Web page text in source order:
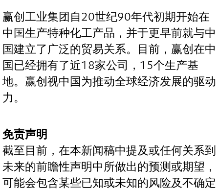
赢创工业集团自20世纪90年代初期开始在
中国生产特种化工产品，并于更早前就与中
国建立了广泛的贸易关系。目前，赢创在中
国已经拥有了近18家公司，15个生产基
地。赢创视中国为推动全球经济发展的驱动
力。
免责声明
截至目前，在本新闻稿中提及或任何关系到
未来的前瞻性声明中所做出的预测或期望，
可能会包含某些已知或未知的风险及不确定